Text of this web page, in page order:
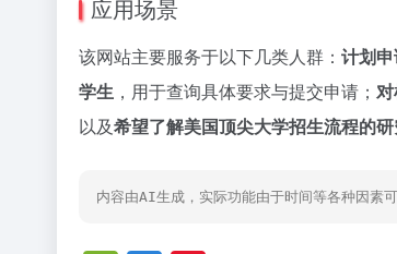
应用场景
该网站主要服务于以下几类人群： 计划
学生 ，用于查询具体要求与提交申请；
以及希望了解美国顶尖大学招生流程的
内容由AI生成，实际功能由于时间等各种因素